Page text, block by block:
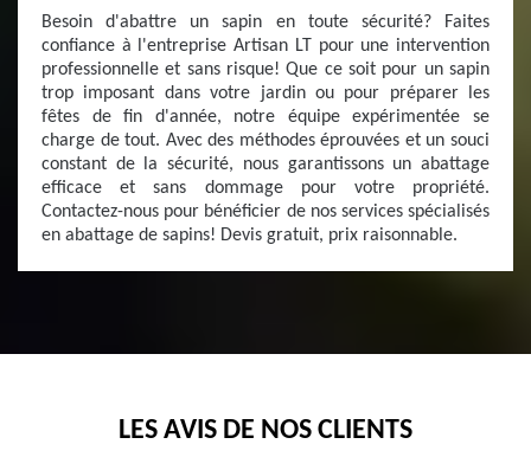
Besoin d'abattre un sapin en toute sécurité? Faites
confiance à l'entreprise Artisan LT pour une intervention
professionnelle et sans risque! Que ce soit pour un sapin
trop imposant dans votre jardin ou pour préparer les
fêtes de fin d'année, notre équipe expérimentée se
charge de tout. Avec des méthodes éprouvées et un souci
constant de la sécurité, nous garantissons un abattage
efficace et sans dommage pour votre propriété.
Contactez-nous pour bénéficier de nos services spécialisés
en abattage de sapins! Devis gratuit, prix raisonnable.
LES AVIS DE NOS CLIENTS